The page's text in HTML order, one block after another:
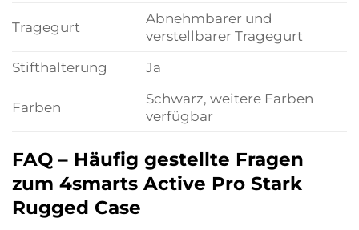
Tragegurt
Abnehmbarer und
verstellbarer Tragegurt
Stifthalterung
Ja
Farben
Schwarz, weitere Farben
verfügbar
FAQ – Häufig gestellte Fragen
zum 4smarts Active Pro Stark
Rugged Case